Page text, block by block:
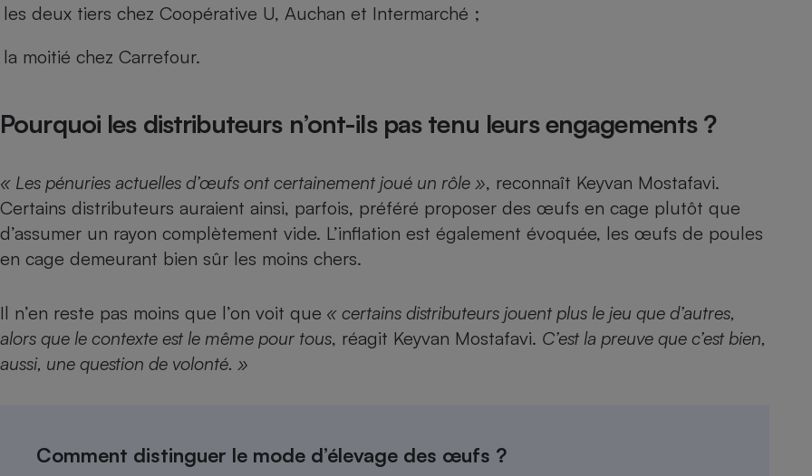
les deux tiers chez Coopérative U, Auchan et Intermarché ;
la moitié chez Carrefour.
Pourquoi les distributeurs n’ont-ils pas tenu leurs engagements ?
« Les pénuries actuelles d’œufs ont certainement joué un rôle », reconnaît Keyvan Mostafavi.
Certains distributeurs auraient ainsi, parfois, préféré proposer des œufs en cage plutôt que
d’assumer un rayon complètement vide. L’inflation est également évoquée, les œufs de poules
en cage demeurant bien sûr les moins chers.
Il n’en reste pas moins que l’on voit que « certains distributeurs jouent plus le jeu que d’autres,
alors que le contexte est le même pour tous, réagit Keyvan Mostafavi. C’est la preuve que c’est bien,
aussi, une question de volonté. »
Comment distinguer le mode d’élevage des œufs ?